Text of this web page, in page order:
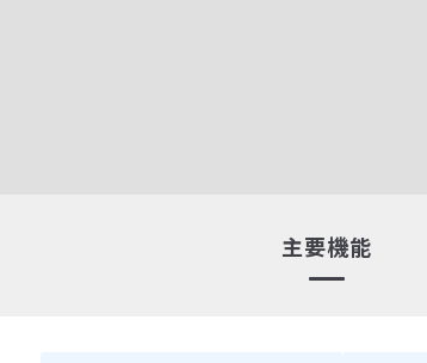
主要機能